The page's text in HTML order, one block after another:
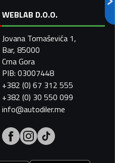
WEBLAB D.O.O.
Jovana Tomaševića 1,
Bar, 85000
Crna Gora
PIB: 03007448
+382 (0) 67 312 555
+382 (0) 30 550 099
info@autodiler.me